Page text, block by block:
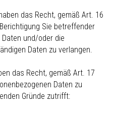
das Recht, gemäß Art. 16
Sie betreffender
und/oder die
Daten zu verlangen.
das Recht, gemäß Art. 17
Daten zu
Gründe zutrifft: